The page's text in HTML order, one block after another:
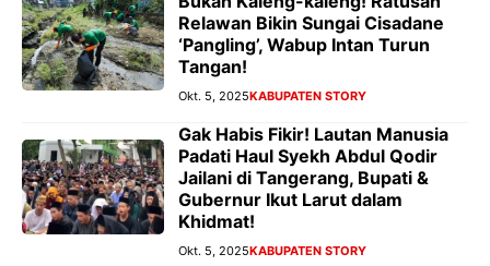
Relawan Bikin Sungai Cisadane
‘Pangling’, Wabup Intan Turun
Tangan!
Okt. 5, 2025KABUPATEN STORY
Gak Habis Fikir! Lautan Manusia
Padati Haul Syekh Abdul Qodir
Jailani di Tangerang, Bupati &
Gubernur Ikut Larut dalam
Khidmat!
Okt. 5, 2025KABUPATEN STORY